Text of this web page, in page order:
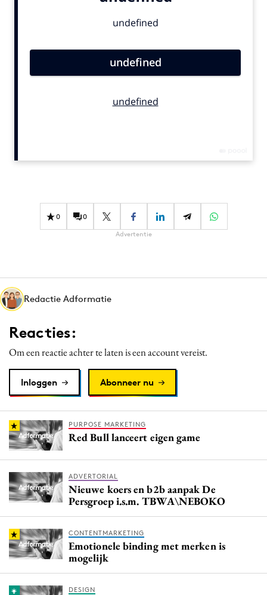
Campagnes
Data & Insights
Digital transformation
Interne communicatie
Martech
Media
Programmatic
Purpose Marketing
Reputatie & crisis
0 0
Advertentie
Redactie Adformatie
Reacties:
Om een reactie achter te laten is een account vereist.
Inloggen Abonneer nu
PURPOSE MARKETING
Red Bull lanceert eigen game
ADVERTORIAL
Nieuwe koers en b2b aanpak De
Persgroep i.s.m. TBWA\NEBOKO
CONTENTMARKETING
Emotionele binding met merken is
mogelijk
DESIGN